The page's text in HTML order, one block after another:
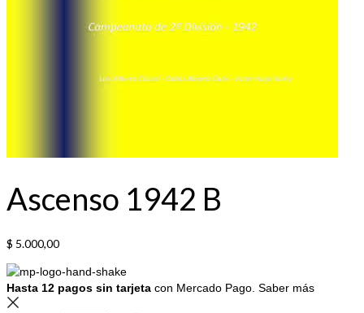
Ascenso 1942 B
$ 5.000,00
Hasta 12 pagos sin tarjeta con Mercado Pago. Saber más